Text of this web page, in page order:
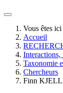
Vous êtes ici
Accueil
Interactions,
Taxonomie
Chercheurs
Finn